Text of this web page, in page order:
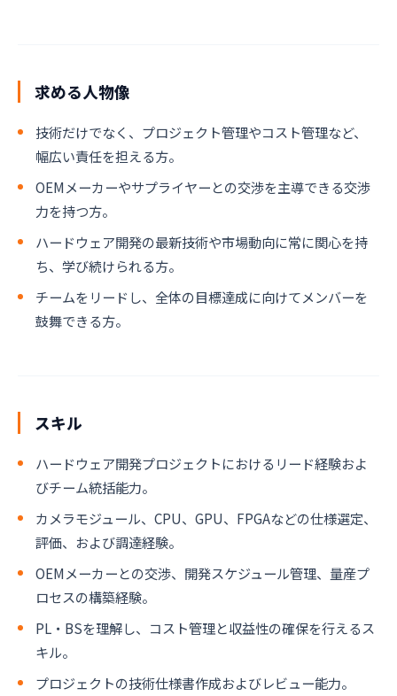
求める人物像
技術だけでなく、プロジェクト管理やコスト管理など、
幅広い責任を担える方。
OEMメーカーやサプライヤーとの交渉を主導できる交渉
力を持つ方。
ハードウェア開発の最新技術や市場動向に常に関心を持
ち、学び続けられる方。
チームをリードし、全体の目標達成に向けてメンバーを
鼓舞できる方。
スキル
ハードウェア開発プロジェクトにおけるリード経験およ
びチーム統括能力。
カメラモジュール、CPU、GPU、FPGAなどの仕様選定、
評価、および調達経験。
OEMメーカーとの交渉、開発スケジュール管理、量産プ
ロセスの構築経験。
PL・BSを理解し、コスト管理と収益性の確保を行えるス
キル。
プロジェクトの技術仕様書作成およびレビュー能力。